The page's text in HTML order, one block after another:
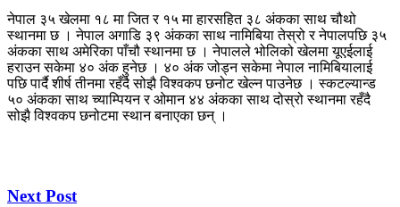
नेपाल ३५ खेलमा १८ मा जित र १५ मा हारसहित ३८ अंकका साथ चौथो
स्थानमा छ । नेपाल अगाडि ३९ अंकका साथ नामिबिया तेस्रो र नेपालपछि ३५
अंकका साथ अमेरिका पाँचौ स्थानमा छ । नेपालले भोलिको खेलमा यूएईलाई
हराउन सकेमा ४० अंक हुनेछ । ४० अंक जोड्न सकेमा नेपाल नामिबियालाई
पछि पार्दै शीर्ष तीनमा रहँदै सोझै विश्वकप छनोट खेल्न पाउनेछ । स्कटल्यान्ड
५० अंकका साथ च्याम्पियन र ओमान ४४ अंकका साथ दोस्रो स्थानमा रहँदै
सोझै विश्वकप छनोटमा स्थान बनाएका छन् ।
Next Post